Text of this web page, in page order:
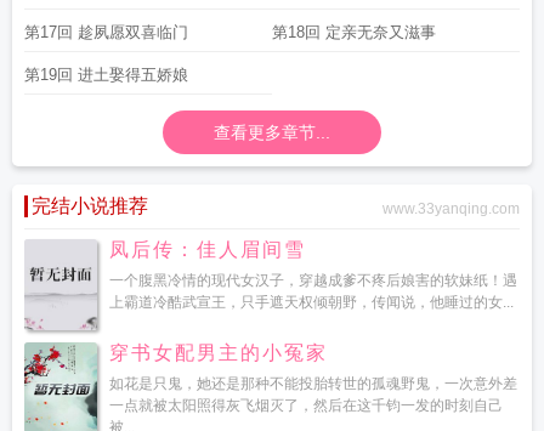
第17回 趁夙愿双喜临门 第18回 定亲无奈又滋事
第19回 进土娶得五娇娘
查看更多章节...
完结小说推荐 www.33yanqing.com
凤后传：佳人眉间雪
一个腹黑冷情的现代女汉子，穿越成爹不疼后娘害的软妹纸！遇
上霸道冷酷武宣王，只手遮天权倾朝野，传闻说，他睡过的女...
穿书女配男主的小冤家
如花是只鬼，她还是那种不能投胎转世的孤魂野鬼，一次意外差
一点就被太阳照得灰飞烟灭了，然后在这千钧一发的时刻自己
被...